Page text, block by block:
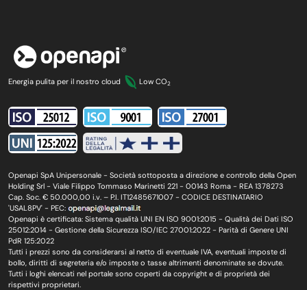
Energia pulita per il nostro cloud Low CO2
Openapi SpA Unipersonale - Società sottoposta a direzione e controllo della Open
Holding Srl - Viale Filippo Tommaso Marinetti 221 - 00143 Roma - REA 1378273
Cap. Soc. € 50.000,00 i.v. – P.I. IT12485671007 - CODICE DESTINATARIO
'USAL8PV' - PEC:
Openapi è certificata: Sistema qualità UNI EN ISO 9001:2015 - Qualità dei Dati ISO
25012:2014 - Gestione della Sicurezza ISO/IEC 27001:2022 - Parità di Genere UNI
PdR 125:2022
Tutti i prezzi sono da considerarsi al netto di eventuale IVA, eventuali imposte di
bollo, diritti di segreteria e/o imposte o tasse altrimenti denominate se dovute.
Tutti i loghi elencati nel portale sono coperti da copyright e di proprietà dei
rispettivi proprietari.